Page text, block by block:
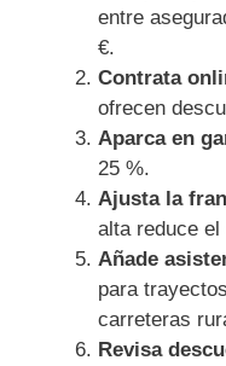
entre
€.
Contrata
ofrecen
Aparca en
25 %.
Ajusta la
alta reduce
Añade
para
carreteras
Revisa